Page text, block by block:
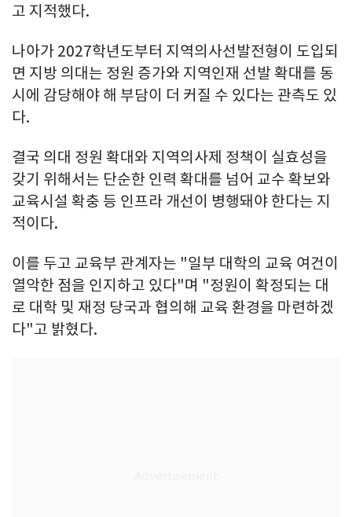
고 지적했다.
나아가 2027학년도부터 지역의사선발전형이 도입되
면 지방 의대는 정원 증가와 지역인재 선발 확대를 동
시에 감당해야 해 부담이 더 커질 수 있다는 관측도 있
다.
결국 의대 정원 확대와 지역의사제 정책이 실효성을
갖기 위해서는 단순한 인력 확대를 넘어 교수 확보와
교육시설 확충 등 인프라 개선이 병행돼야 한다는 지
적이다.
이를 두고 교육부 관계자는 "일부 대학의 교육 여건이
열악한 점을 인지하고 있다"며 "정원이 확정되는 대
로 대학 및 재정 당국과 협의해 교육 환경을 마련하겠
다"고 밝혔다.